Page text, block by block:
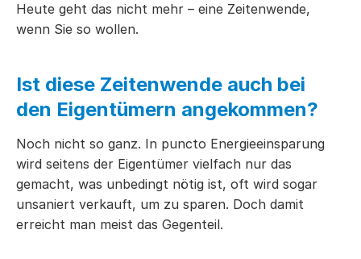
Heute geht das nicht mehr – eine Zeitenwende,
wenn Sie so wollen.
Ist diese Zeitenwende auch bei
den Eigentümern angekommen?
Noch nicht so ganz. In puncto Energieeinsparung
wird seitens der Eigentümer vielfach nur das
gemacht, was unbedingt nötig ist, oft wird sogar
unsaniert verkauft, um zu sparen. Doch damit
erreicht man meist das Gegenteil.